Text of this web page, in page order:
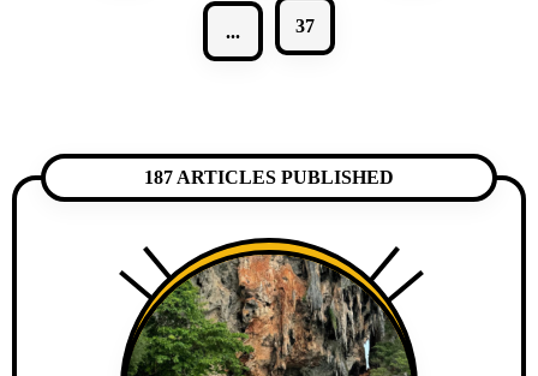
... 37
187 ARTICLES PUBLISHED